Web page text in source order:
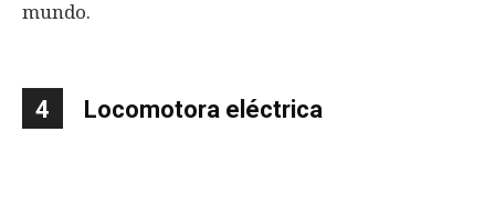
mundo.
4 Locomotora eléctrica